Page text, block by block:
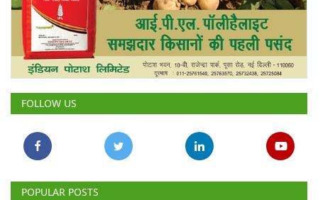
Rural Connect
Gallery
National
Latest News
Agriculture Conclave and NACOF
Awards 2022
FOLLOW US
POPULAR POSTS